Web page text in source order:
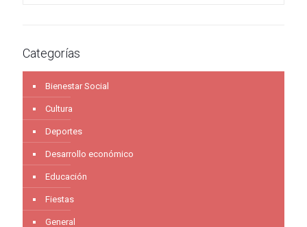
Categorías
Bienestar Social
Cultura
Deportes
Desarrollo económico
Educación
Fiestas
General